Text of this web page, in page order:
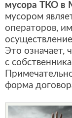
мусора ТКО в
мусором
операторов,
Это означает,
с
форма